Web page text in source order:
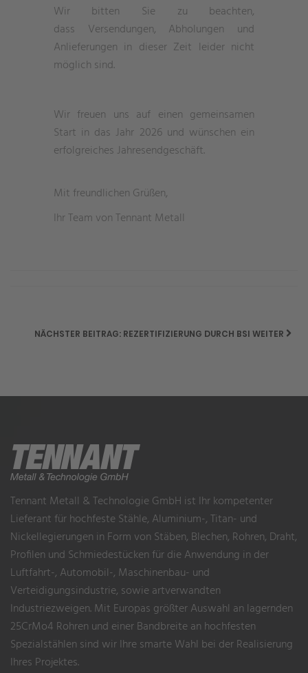
Wir bitten Sie zu beachten,
dass Versendungen, Abholungen und
Anlieferungen in dieser Zeit leider nicht
möglich sind.
Wir freuen uns auf einen gemeinsamen
Start in das Jahr 2026 und wünschen ein
erfolgreiches Jahresendgeschäft.
Mit freundlichen Grüßen,
Ihr Team von Tennant Metall
NÄCHSTER BEITRAG: REZERTIFIZIERUNG DURCH BSI WEITER
Tennant Metall & Technologie GmbH ist Ihr kompetenter
Lieferant für hochfeste Stähle, Aluminium-, Titan- und
Nickellegierungen in Form von Stäben, Blechen, Rohren, Draht,
Profilen und Schmiedestücken für die Anwendung in der
Luftfahrt-, Automobil-, Maschinenbau- und
Verteidigungsindustrie, sowie artverwandten
Industriezweigen. Mit Europas größter Auswahl an lagernden
25CrMo4 Rohren und einer Bandbreite an hochfesten
Spezialstählen sind wir Ihre smarte Wahl bei der Realisierung
Ihres Projektes.